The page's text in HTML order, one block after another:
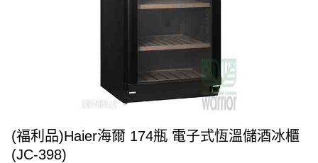
(福利品)Haier海爾 174瓶 電子式恆溫儲酒冰櫃
(JC-398)